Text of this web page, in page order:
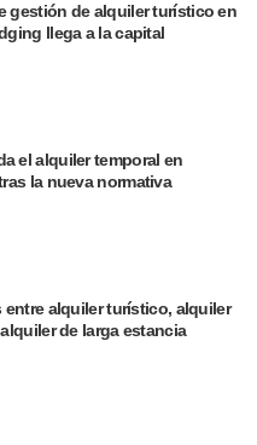
gestión de alquiler turístico en
llega a la capital
el alquiler temporal en
la nueva normativa
entre alquiler turístico, alquiler
de larga estancia